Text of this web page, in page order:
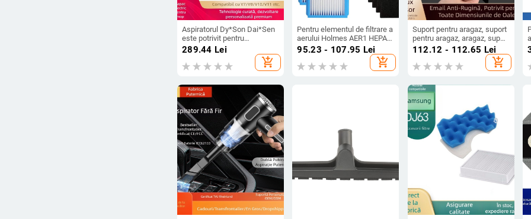
Aspiratorul Dy*Son Dai*Sen
este potrivit pentru
V7V8V10V11, cap de
curățare cu pulverizare și
ștergere a podelei cu
289.44 Lei
add_shopping_cart
Pentru elementul de filtrare a
aerului Holmes AER1 HEPA
HAPF600 HAPF30AT și
HAP242-NUC
95.23 - 107.95 Lei
add_shopping_cart
Suport pentru aragaz, suport
pentru aragaz, aragaz, suport
pentru oală antiderapantă,
suport pentru oală mică,
suport universal pentru oală,
112.12 - 112.65 Lei
add_shopping_cart